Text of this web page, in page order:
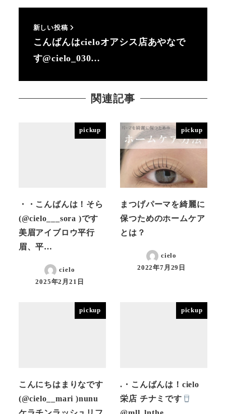
新しい投稿
こんばんはcieloオアシス店あやなで
す@cielo_030…
関連記事
pickup
・・こんばんは！そら
(@cielo___sora )です
美眉アイブロウ平行
眉、平…
cielo
投稿日
2025年2月21日
pickup
まつげパーマを綺麗に
保つためのホームケア
とは？
cielo
投稿日
2022年7月29日
pickup
こんにちはまりなです
(@cielo__mari )nunu
pickup
.・こんばんは！cielo
栄店 チナミです